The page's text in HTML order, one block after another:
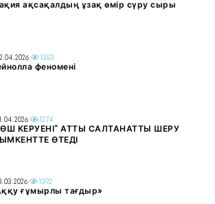
ақсақалдың ұзақ өмір сүру сыры
1353
феномені
1274
КЕРУЕНІ" АТТЫ САЛТАНАТТЫ ШЕРУ
ӨТЕДІ
1392
ғұмырлы тағдыр»